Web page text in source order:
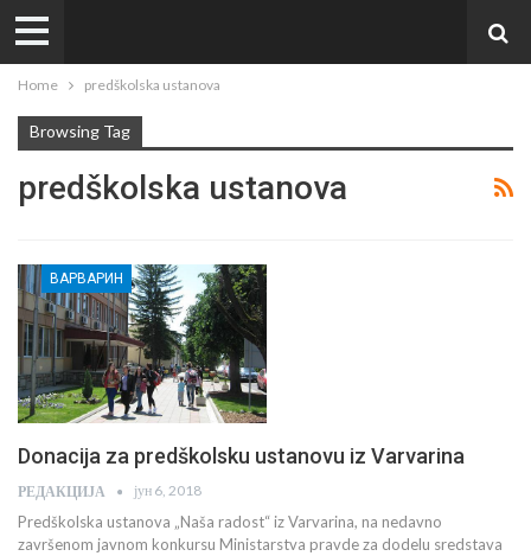
Home predškolska ustanova
Browsing Tag
predškolska ustanova
ВАРВАРИН
Donacija za predškolsku ustanovu iz Varvarina
РЕДАКЦИЈА јун 6, 2018
Predškolska ustanova „Naša radost“ iz Varvarina, na nedavno
završenom javnom konkursu Ministarstva pravde za dodelu sredstava